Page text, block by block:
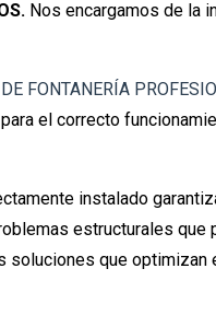
Nos encargamos de la
FONTANERÍA
el correcto
instalado
estructurales que
soluciones que optimizan